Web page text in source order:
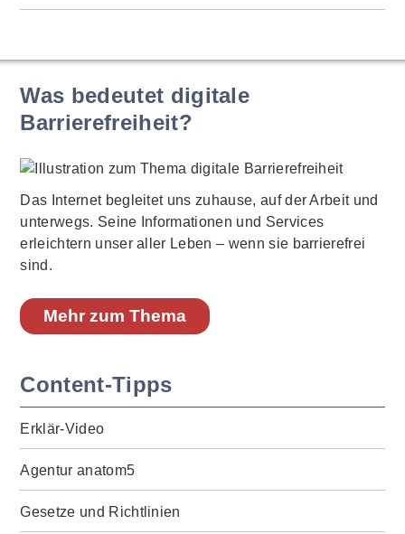
Was bedeutet digitale
Barrierefreiheit?
Das Internet begleitet uns zuhause, auf der Arbeit und
unterwegs. Seine Informationen und Services
erleichtern unser aller Leben – wenn sie barrierefrei
sind.
Mehr zum Thema
Content-Tipps
Erklär-Video
Agentur anatom5
Gesetze und Richtlinien